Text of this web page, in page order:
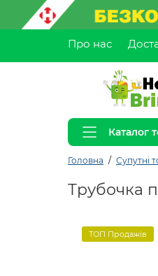
Про нас
Каталог
Головна Супутні
Трубочка
ТОП Продажів